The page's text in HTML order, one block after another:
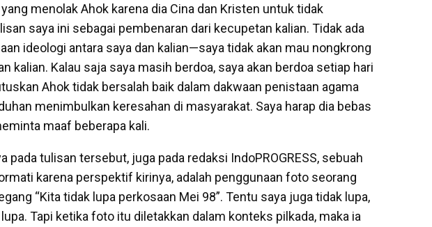
menolak Ahok karena dia Cina dan Kristen untuk tidak
saya ini sebagai pembenaran dari kecupetan kalian. Tidak ada
ideologi antara saya dan kalian—saya tidak akan mau nongkrong
kalian. Kalau saja saya masih berdoa, saya akan berdoa setiap hari
Ahok tidak bersalah baik dalam dakwaan penistaan agama
menimbulkan keresahan di masyarakat. Saya harap dia bebas
maaf beberapa kali.
pada tulisan tersebut, juga pada redaksi IndoPROGRESS, sebuah
karena perspektif kirinya, adalah penggunaan foto seorang
“Kita tidak lupa perkosaan Mei 98”. Tentu saya juga tidak lupa,
Tapi ketika foto itu diletakkan dalam konteks pilkada, maka ia